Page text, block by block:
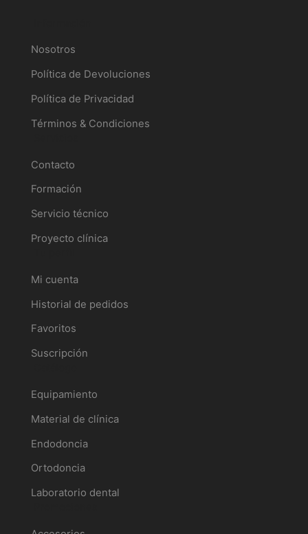
Nosotros
Política de Devoluciones
Política de Privacidad
Términos & Condiciones
Contacto
Formación
Servicio técnico
Proyecto clínica
Mi cuenta
Historial de pedidos
Favoritos
Suscripción
Equipamiento
Material de clínica
Endodoncia
Ortodoncia
Laboratorio dental